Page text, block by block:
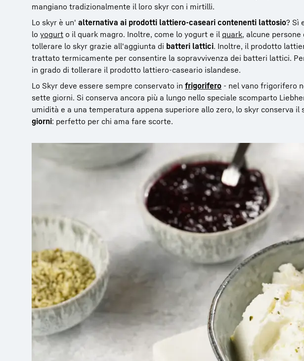
mangiano tradizionalmente il loro skyr con i mirtilli.
Lo skyr è un' alternativa ai prodotti lattiero-caseari contenenti lattosio? Sì
lo yogurt o il quark magro. Inoltre, come lo yogurt e il quark, alcune
tollerare lo skyr grazie all'aggiunta di batteri lattici. Inoltre, il prodotto
trattato termicamente per consentire la sopravvivenza dei batteri lattici.
in grado di tollerare il prodotto lattiero-caseario islandese.
Lo Skyr deve essere sempre conservato in frigorifero - nel vano frigorifero
sette giorni. Si conserva ancora più a lungo nello speciale scomparto
umidità e a una temperatura appena superiore allo zero, lo skyr conserva
giorni: perfetto per chi ama fare scorte.